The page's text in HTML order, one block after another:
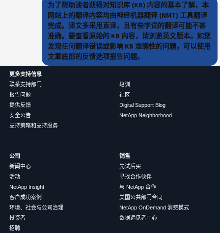
为了帮助读者获得对知识库 (KB) 内容的基本了解，本
网站上的翻译内容均由神经机器翻译 (NMT) 工具翻译
完成。译文多采用直译，且有些字词的翻译可能不甚
准确。要查看原始的 KB 内容，请浏览英文版本。如您
发现任何翻译错误或影响 KB 准确性的问题，可以使用
文章底部的反馈选项报告问题。
更多支持信息
联系支持部门
报告问题
提供反馈
安全公告
支持策略和支持服务
培训
社区
Digital Support Blog
NetApp Neighborhood
公司
新闻中心
活动
NetApp Insight
客户成功案例
环境、社会与公司治理
投资者
招聘
销售
先试后买
寻找合作伙伴
与 NetApp 合作
美国公共部门合同
NetApp OnDemand 消费模式
数据远见者中心